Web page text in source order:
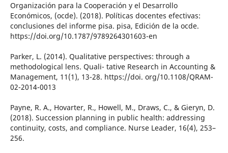
Organización para la Cooperación y el Desarrollo
Económicos, (ocde). (2018). Políticas docentes efectivas:
conclusiones del informe pisa. pisa, Edición de la ocde.
https://doi.org/10.1787/9789264301603-en
Parker, L. (2014). Qualitative perspectives: through a
methodological lens. Quali- tative Research in Accounting &
Management, 11(1), 13-28. https://doi. org/10.1108/QRAM-
02-2014-0013
Payne, R. A., Hovarter, R., Howell, M., Draws, C., & Gieryn, D.
(2018). Succession planning in public health: addressing
continuity, costs, and compliance. Nurse Leader, 16(4), 253–
256.